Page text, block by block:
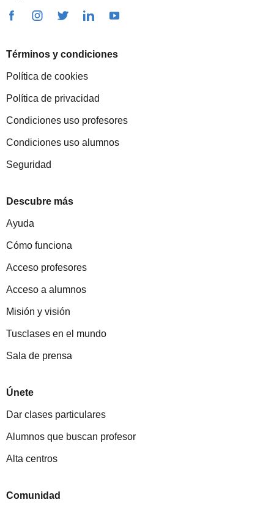
Términos y condiciones
Política de cookies
Política de privacidad
Condiciones uso profesores
Condiciones uso alumnos
Seguridad
Descubre más
Ayuda
Cómo funciona
Acceso profesores
Acceso a alumnos
Misión y visión
Tusclases en el mundo
Sala de prensa
Únete
Dar clases particulares
Alumnos que buscan profesor
Alta centros
Comunidad